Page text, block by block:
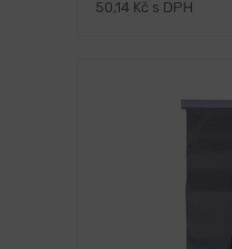
50,14 Kč s DPH